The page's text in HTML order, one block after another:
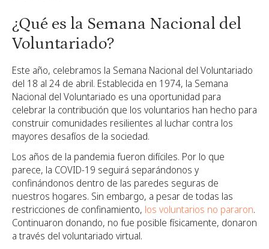
¿Qué es la Semana Nacional del
Voluntariado?
Este año, celebramos la Semana Nacional del Voluntariado
del 18 al 24 de abril. Establecida en 1974, la Semana
Nacional del Voluntariado es una oportunidad para
celebrar la contribución que los voluntarios han hecho para
construir comunidades resilientes al luchar contra los
mayores desafíos de la sociedad.
Los años de la pandemia fueron difíciles. Por lo que
parece, la COVID-19 seguirá separándonos y
confinándonos dentro de las paredes seguras de
nuestros hogares. Sin embargo, a pesar de todas las
restricciones de confinamiento, los voluntarios no pararon.
Continuaron donando, no fue posible físicamente, donaron
a través del voluntariado virtual.